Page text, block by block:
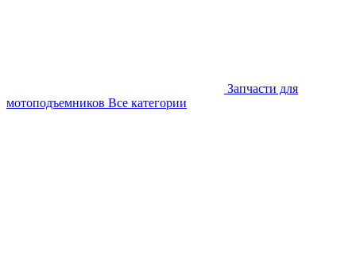
Запчасти для
мотоподъемников Все категории